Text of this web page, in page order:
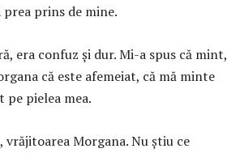
prins de mine.
era confuz și dur. Mi-a spus că mint,
că este afemeiat, că mă minte
pielea mea.
Morgana. Nu știu ce